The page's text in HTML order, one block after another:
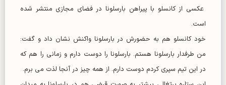
عکسی از کانسلو با پیراهن بارسلونا در فضای مجازی منتشر شده
است.
خود کانسلو هم به حضورش در بارسلونا واکنش نشان داد و گفت:
من طرفدار بارسلونا هستم. بارسلونا را دوست دارم و زمانی را هم که
در این تیم سپری کردم دوست دارم. از همه چیز در آنجا لذت می برم.